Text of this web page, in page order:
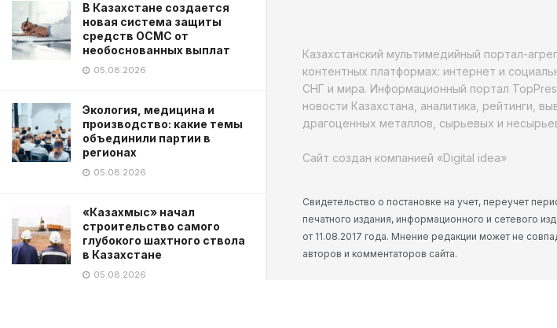
В Казахстане создается
новая система защиты
средств ОСМС от
необоснованных выплат
05.08.2026
Экология, медицина и
производство: какие темы
объединили партии в
регионах
05.08.2026
«Казахмыс» начал
строительство самого
глубокого шахтного ствола
в Казахстане
05.08.2026
Казахстанский мультимедийный портал-
контентных платформах: интернет и
СНГ и мира. Информационный портал
новости Казахстана, аналитика, рейтинги,
драгоценных металлов, сырьевых и
Сайт создан компанией «Digital idea»
Свидетельство о постановке на учет, переучет
печатного издания, информационного и сетевого
от 11.08.2017 года. Мнение редакции может не
авторов и комментаторов сайта.